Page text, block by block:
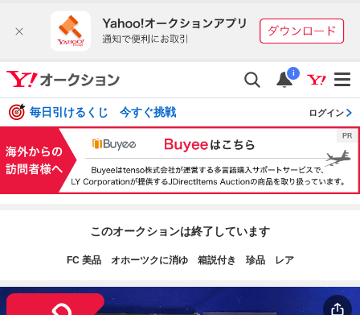
i
毎日引けるくじ 今すぐ挑戦 ログイン
このオークションは終了しています
FC 美品 オホーツクに消ゆ 箱説付き 珍品 レア